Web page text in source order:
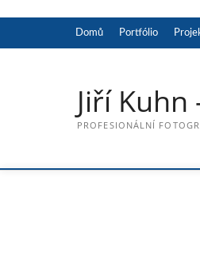
Domů Portfólio
Jiří
PROFESIONÁLNÍ